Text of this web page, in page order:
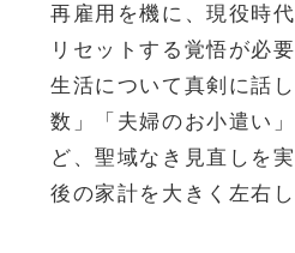
再雇用を機に、現役時
リセットする覚悟が必
生活について真剣に話
数」「夫婦のお小遣い
ど、聖域なき見直しを
後の家計を大きく左右し